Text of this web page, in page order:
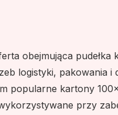
obejmująca pudełka
logistyki, pakowania i
popularne kartony
przy